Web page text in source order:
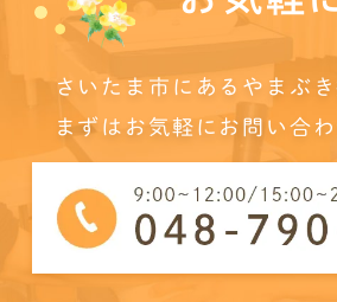
さいたま市にあるやまぶ
まずはお気軽にお問い合